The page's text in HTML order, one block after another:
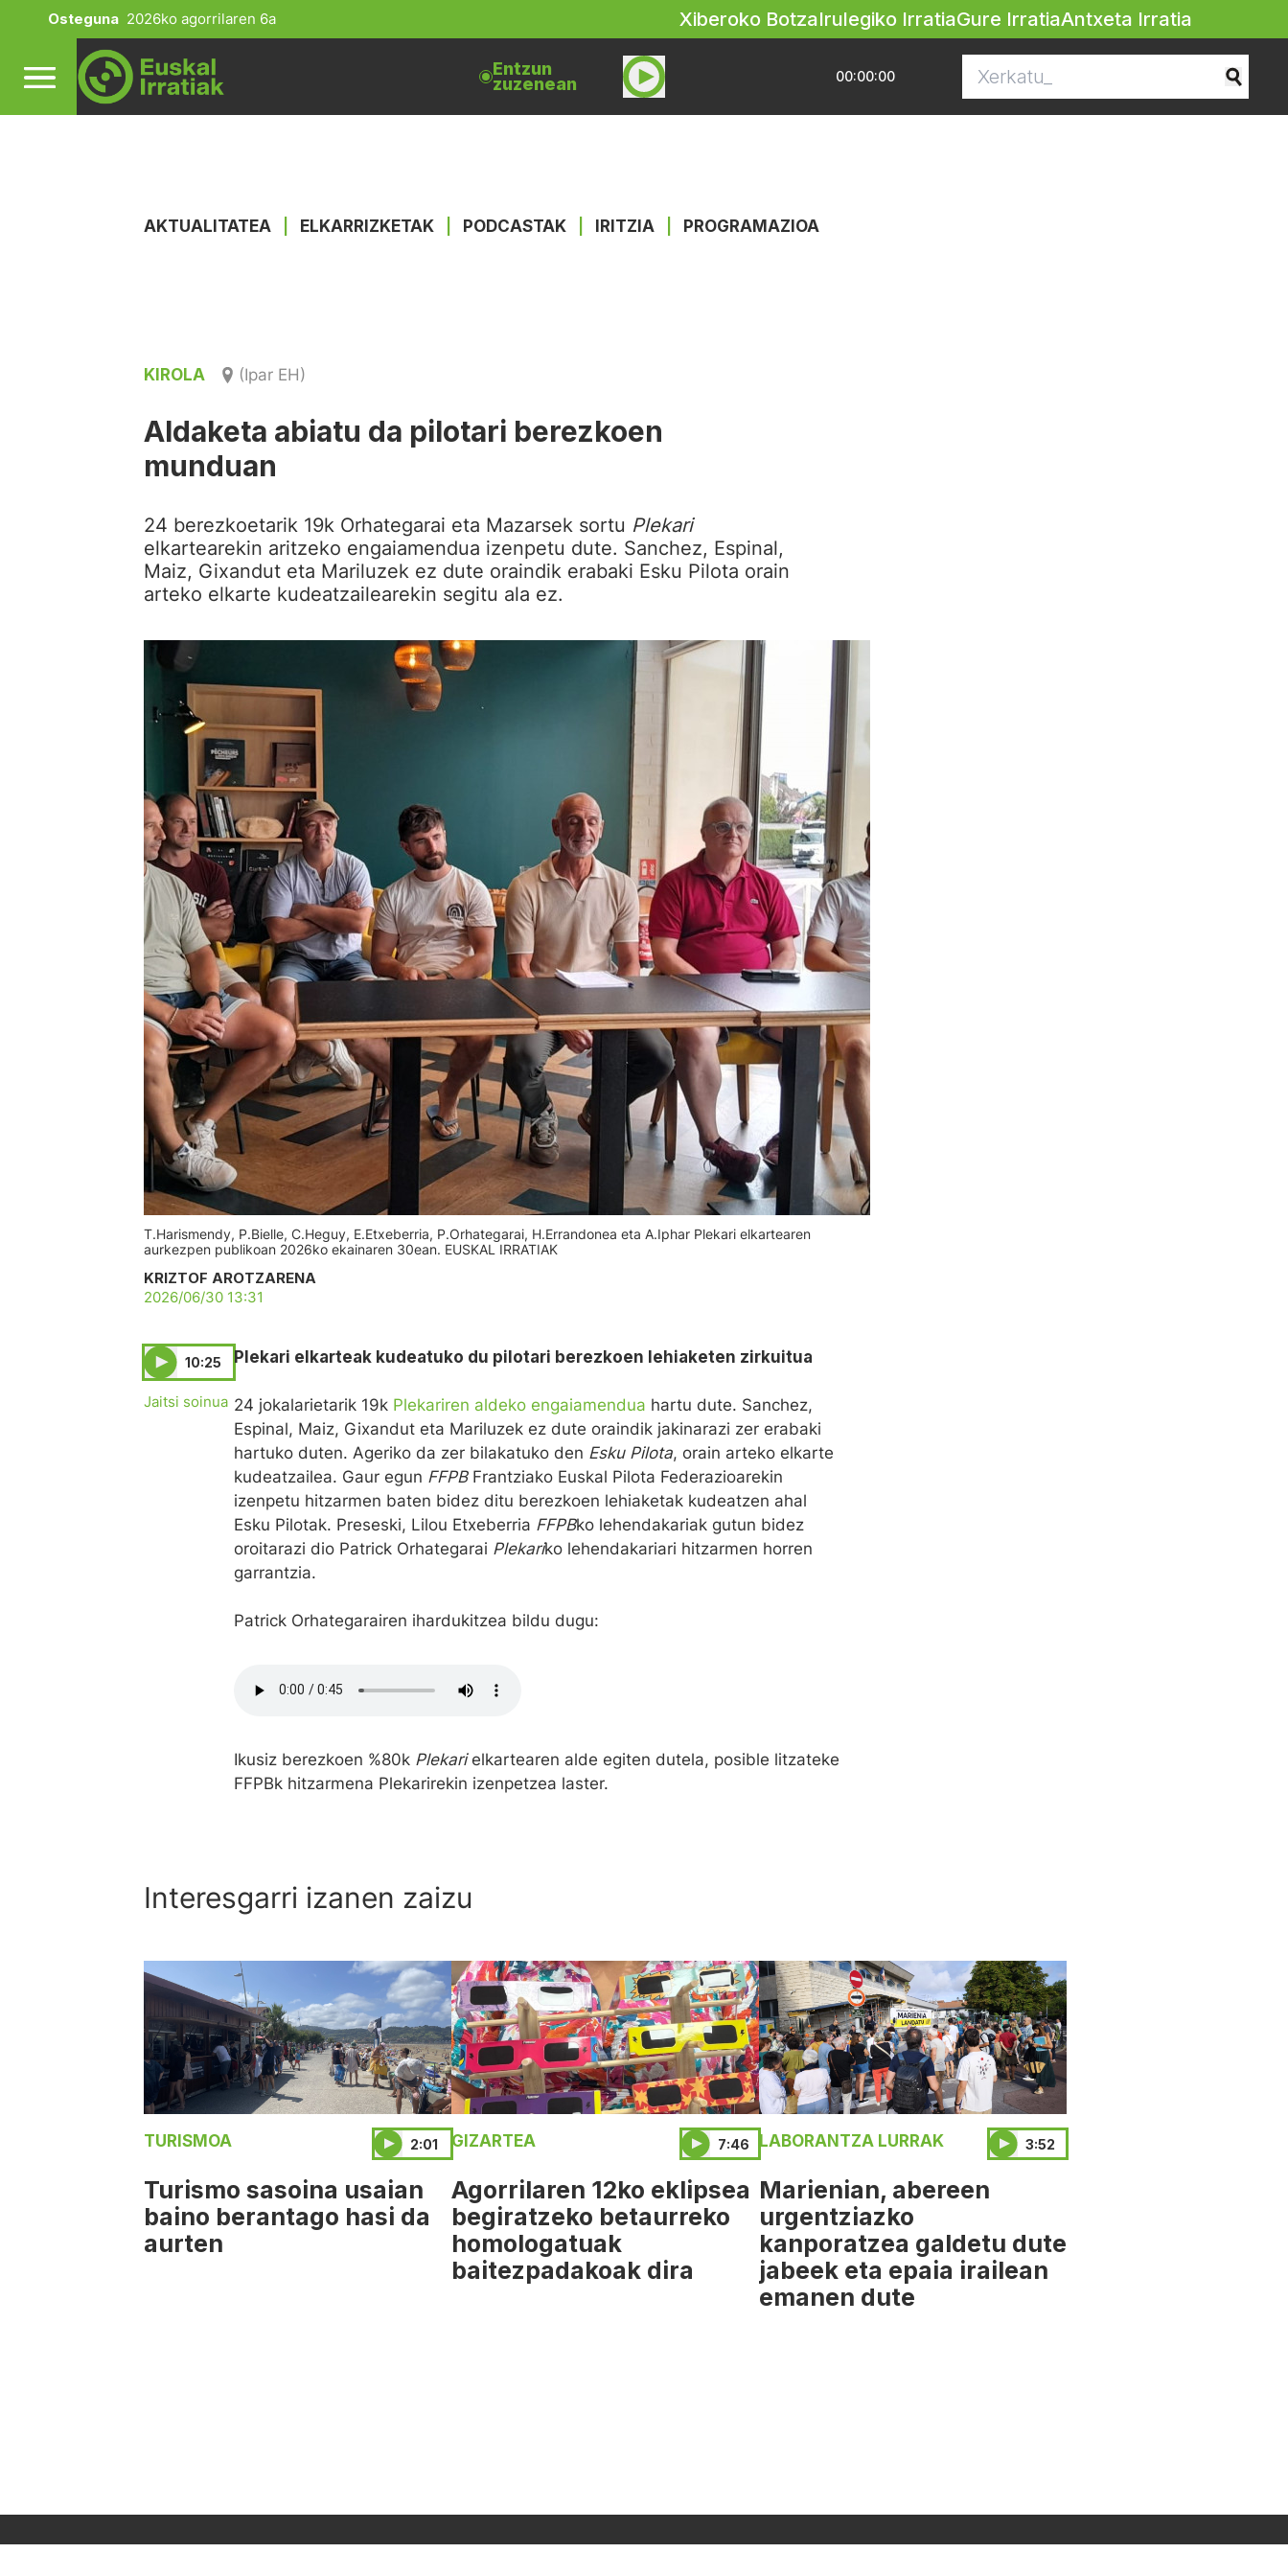
Osteguna 2026ko agorrilaren 6a Xiberoko BotzaIrulegiko IrratiaGure IrratiaAntxeta Irratia
Entzun
zuzenean 00:00:00
AKTUALITATEA ELKARRIZKETAK PODCASTAK IRITZIA PROGRAMAZIOA
KIROLA (Ipar EH)
Aldaketa abiatu da pilotari berezkoen
munduan
24 berezkoetarik 19k Orhategarai eta Mazarsek sortu Plekari
elkartearekin aritzeko engaiamendua izenpetu dute. Sanchez, Espinal,
Maiz, Gixandut eta Mariluzek ez dute oraindik erabaki Esku Pilota orain
arteko elkarte kudeatzailearekin segitu ala ez.
T.Harismendy, P.Bielle, C.Heguy, E.Etxeberria, P.Orhategarai, H.Errandonea eta A.Iphar Plekari elkartearen
aurkezpen publikoan 2026ko ekainaren 30ean. EUSKAL IRRATIAK
KRIZTOF AROTZARENA
2026/06/30 13:31
10:25
Jaitsi soinua
Plekari elkarteak kudeatuko du pilotari berezkoen lehiaketen zirkuitua
24 jokalarietarik 19k Plekariren aldeko engaiamendua hartu dute. Sanchez,
Espinal, Maiz, Gixandut eta Mariluzek ez dute oraindik jakinarazi zer erabaki
hartuko duten. Ageriko da zer bilakatuko den Esku Pilota, orain arteko elkarte
kudeatzailea. Gaur egun FFPBFrantziako Euskal Pilota Federazioarekin
izenpetu hitzarmen baten bidez ditu berezkoen lehiaketak kudeatzen ahal
Esku Pilotak. Preseski, Lilou Etxeberria FFPBko lehendakariak gutun bidez
oroitarazi dio Patrick Orhategarai Plekariko lehendakariari hitzarmen horren
garrantzia.
Patrick Orhategarairen ihardukitzea bildu dugu:
Ikusiz berezkoen %80k Plekarielkartearen alde egiten dutela, posible litzateke
FFPBk hitzarmena Plekarirekin izenpetzea laster.
Interesgarri izanen zaizu
TURISMOA 2:01
Turismo sasoina usaian
baino berantago hasi da
aurten
GIZARTEA 7:46
Agorrilaren 12ko eklipsea
begiratzeko betaurreko
homologatuak
baitezpadakoak dira
LABORANTZA LURRAK 3:52
Marienian, abereen
urgentziazko
kanporatzea galdetu dute
jabeek eta epaia irailean
emanen dute